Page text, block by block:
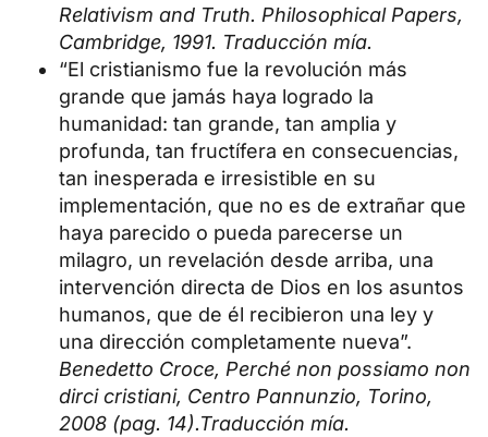
Relativism and Truth. Philosophical Papers,
Cambridge, 1991. Traducción mía.
“El cristianismo fue la revolución más
grande que jamás haya logrado la
humanidad: tan grande, tan amplia y
profunda, tan fructífera en consecuencias,
tan inesperada e irresistible en su
implementación, que no es de extrañar que
haya parecido o pueda parecerse un
milagro, un revelación desde arriba, una
intervención directa de Dios en los asuntos
humanos, que de él recibieron una ley y
una dirección completamente nueva”.
Benedetto Croce, Perché non possiamo non
dirci cristiani, Centro Pannunzio, Torino,
2008 (pag. 14).Traducción mía.